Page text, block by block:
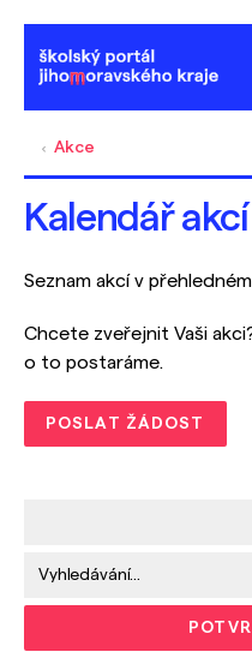
Akce
Kalendář akcí
Seznam akcí v
Chcete zveřejnit Vaši
o to postaráme.
POSLAT ŽÁDOST